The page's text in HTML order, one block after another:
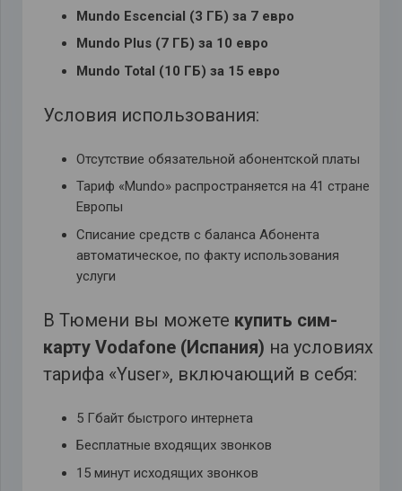
Mundo Escencial (3 ГБ) за 7 евро
Mundo Plus (7 ГБ) за 10 евро
Mundo Total (10 ГБ) за 15 евро
Условия использования:
Отсутствие обязательной абонентской платы
Тариф «Mundo» распространяется на 41 странe
Европы
Списание средств с баланса Абонента
автоматическое, по факту использования
услуги
В Тюмени вы можете купить сим-
карту Vodafone (Испания) на условиях
тарифа «Yuser», включающий в себя:
5 Гбайт быстрого интернета
Бесплатные входящих звонков
15 минут исходящих звонков